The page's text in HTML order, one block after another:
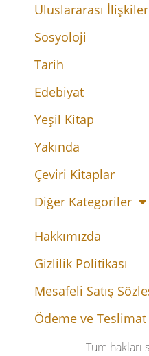
Uluslararası İlişkiler
Sosyoloji
Tarih
Edebiyat
Yeşil Kitap
Yakında
Çeviri Kitaplar
Diğer Kategoriler
Hakkımızda
Gizlilik Politikası
Mesafeli Satış
Ödeme ve Teslimat
Tüm hakları